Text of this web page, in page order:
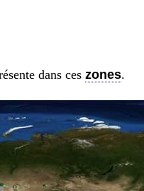
dans ces zones.